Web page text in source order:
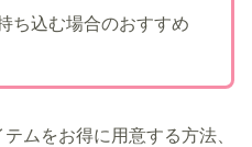
ち込む場合のおすすめ
ムをお得に用意する方法、